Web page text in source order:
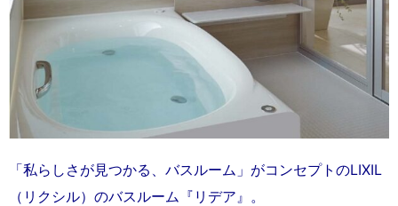
「私らしさが見つかる、バスルーム」がコンセプトのLIXIL
（リクシル）のバスルーム『リデア』。